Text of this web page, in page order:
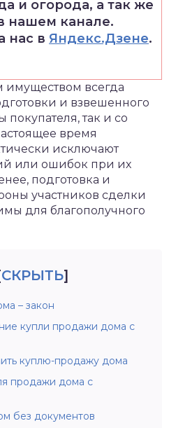
и огорода, а так же
нашем канале.
нас в Яндекс.Дзене.
всегда
и взвешенного
покупателя, так и со
время
исключают
или ошибок при их
подготовка и
участников сделки
для благополучного
СКРЫТЬ]
– закон
купли продажи дома с
куплю-продажу дома
продажи дома с
без документов